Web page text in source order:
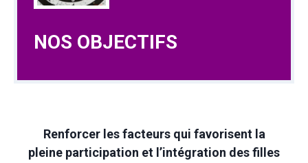
NOS OBJECTIFS
Renforcer les facteurs qui favorisent la
pleine participation et l’intégration des filles